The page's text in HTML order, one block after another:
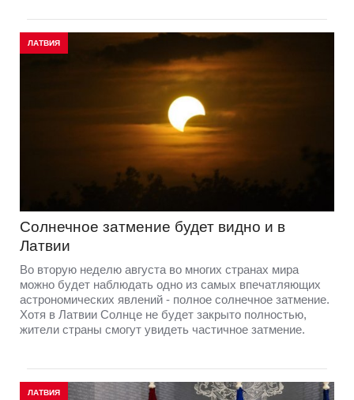
ЛАТВИЯ
Солнечное затмение будет видно и в
Латвии
Во вторую неделю августа во многих странах мира
можно будет наблюдать одно из самых впечатляющих
астрономических явлений - полное солнечное затмение.
Хотя в Латвии Солнце не будет закрыто полностью,
жители страны смогут увидеть частичное затмение.
ЛАТВИЯ